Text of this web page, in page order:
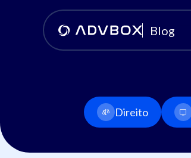
Blog
Direito